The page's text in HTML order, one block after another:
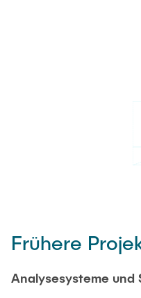
Frühere
Analysesysteme und